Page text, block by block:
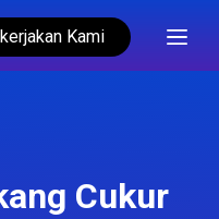
Kami
Cukur